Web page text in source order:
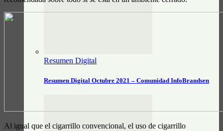
Resumen Digital
Resumen Digital Octubre 2021 – Comunidad InfoBrandsen
Al igual que el cigarrillo convencional, el uso de cigarrillo